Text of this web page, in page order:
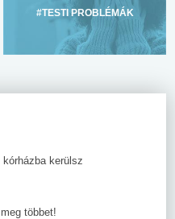
#TESTI PROBLÉMÁK
kerülsz
többet!